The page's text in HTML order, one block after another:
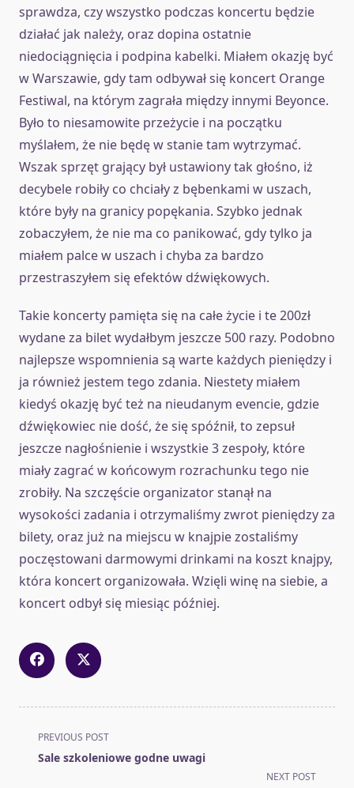
sprawdza, czy wszystko podczas koncertu będzie
działać jak należy, oraz dopina ostatnie
niedociągnięcia i podpina kabelki. Miałem okazję być
w Warszawie, gdy tam odbywał się koncert Orange
Festiwal, na którym zagrała między innymi Beyonce.
Było to niesamowite przeżycie i na początku
myślałem, że nie będę w stanie tam wytrzymać.
Wszak sprzęt grający był ustawiony tak głośno, iż
decybele robiły co chciały z bębenkami w uszach,
które były na granicy popękania. Szybko jednak
zobaczyłem, że nie ma co panikować, gdy tylko ja
miałem palce w uszach i chyba za bardzo
przestraszyłem się efektów dźwiękowych.
Takie koncerty pamięta się na całe życie i te 200zł
wydane za bilet wydałbym jeszcze 500 razy. Podobno
najlepsze wspomnienia są warte każdych pieniędzy i
ja również jestem tego zdania. Niestety miałem
kiedyś okazję być też na nieudanym evencie, gdzie
dźwiękowiec nie dość, że się spóźnił, to zepsuł
jeszcze nagłośnienie i wszystkie 3 zespoły, które
miały zagrać w końcowym rozrachunku tego nie
zrobiły. Na szczęście organizator stanął na
wysokości zadania i otrzymaliśmy zwrot pieniędzy za
bilety, oraz już na miejscu w knajpie zostaliśmy
poczęstowani darmowymi drinkami na koszt knajpy,
która koncert organizowała. Wzięli winę na siebie, a
koncert odbył się miesiąc później.
<span
class="nav-
PREVIOUS POST
Sale szkoleniowe godne uwagi
NEXT POST